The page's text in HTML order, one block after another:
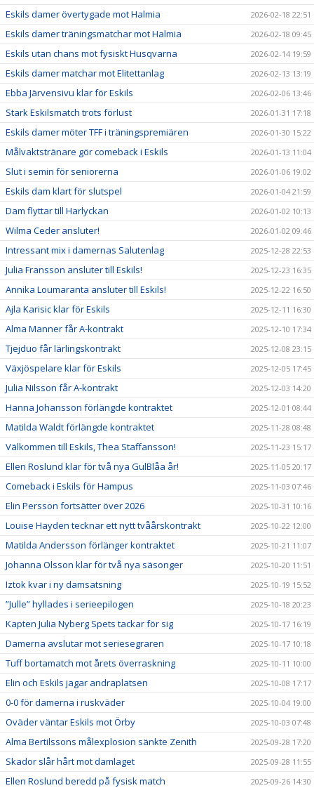
Eskils damer övertygade mot Halmia
2026-02-18 22:51
Eskils damer träningsmatchar mot Halmia 2026-02-18 09:45
Eskils utan chans mot fysiskt Husqvarna 2026-02-14 19:59
Eskils damer matchar mot Elitettanlag 2026-02-13 13:19
Ebba Järvensivu klar för Eskils 2026-02-06 13:46
Stark Eskilsmatch trots förlust 2026-01-31 17:18
Eskils damer möter TFF i träningspremiären 2026-01-30 15:22
Målvaktstränare gör comeback i Eskils 2026-01-13 11:04
Slut i semin för seniorerna 2026-01-06 19:02
Eskils dam klart för slutspel 2026-01-04 21:59
Dam flyttar till Harlyckan 2026-01-02 10:13
Wilma Ceder ansluter! 2026-01-02 09:46
Intressant mix i damernas Salutenlag 2025-12-28 22:53
Julia Fransson ansluter till Eskils! 2025-12-23 16:35
Annika Loumaranta ansluter till Eskils! 2025-12-22 16:50
Ajla Karisic klar för Eskils 2025-12-11 16:30
Alma Manner får A-kontrakt 2025-12-10 17:34
Tjejduo får lärlingskontrakt 2025-12-08 23:15
Växjöspelare klar för Eskils 2025-12-05 17:45
Julia Nilsson får A-kontrakt 2025-12-03 14:20
Hanna Johansson förlängde kontraktet 2025-12-01 08:44
Matilda Waldt förlängde kontraktet 2025-11-28 08:48
Välkommen till Eskils, Thea Staffansson! 2025-11-23 15:17
Ellen Roslund klar för två nya GulBlåa år! 2025-11-05 20:17
Comeback i Eskils för Hampus 2025-11-03 07:46
Elin Persson fortsätter över 2026 2025-10-31 10:16
Louise Hayden tecknar ett nytt tvåårskontrakt 2025-10-22 12:00
Matilda Andersson förlänger kontraktet 2025-10-21 11:07
Johanna Olsson klar för två nya säsonger 2025-10-20 11:51
Iztok kvar i ny damsatsning 2025-10-19 15:52
”Julle” hyllades i serieepilogen 2025-10-18 20:23
Kapten Julia Nyberg Spets tackar för sig 2025-10-17 16:19
Damerna avslutar mot seriesegraren 2025-10-17 10:18
Tuff bortamatch mot årets överraskning 2025-10-11 10:00
Elin och Eskils jagar andraplatsen 2025-10-08 17:17
0-0 för damerna i ruskväder 2025-10-04 19:00
Oväder väntar Eskils mot Örby 2025-10-03 07:48
Alma Bertilssons målexplosion sänkte Zenith 2025-09-28 17:20
Skador slår hårt mot damlaget 2025-09-28 11:55
Ellen Roslund beredd på fysisk match 2025-09-26 14:30